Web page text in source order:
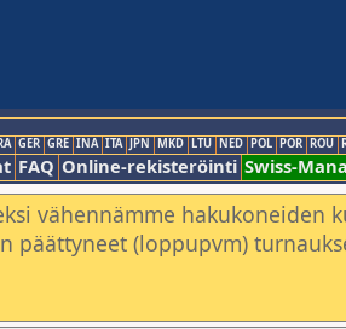
GER GRE INA ITA JPN MKD LTU NED POL POR ROU
FAQ Online-rekisteröinti Swiss-
vähennämme hakukoneiden
päättyneet (loppupvm)